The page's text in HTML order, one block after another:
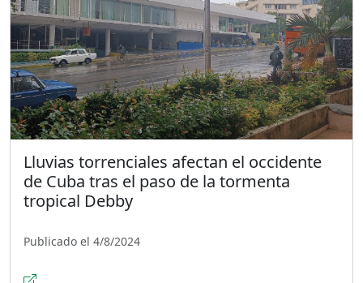
Lluvias torrenciales afectan el occidente
de Cuba tras el paso de la tormenta
tropical Debby
Publicado el 4/8/2024